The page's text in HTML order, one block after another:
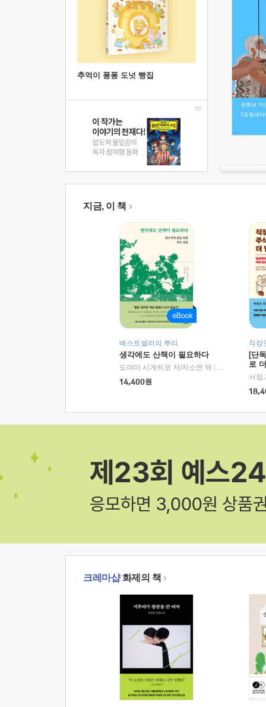
추억이 퐁퐁 도넛 빵집
지금, 이 책
베스트셀러의 뿌리
생각에도 산책이 필요하다
도야마 시게히코 저/지소연 역
알에이치코리
14,400원
직장
[단
로
크레마샵화제의 책